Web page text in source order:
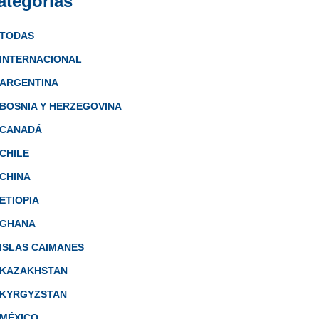
TODAS
INTERNACIONAL
ARGENTINA
BOSNIA Y HERZEGOVINA
CANADÁ
CHILE
CHINA
ETIOPIA
GHANA
ISLAS CAIMANES
KAZAKHSTAN
KYRGYZSTAN